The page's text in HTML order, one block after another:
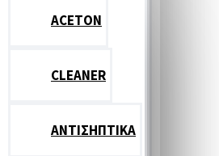
ACETON
CLEANER
ΑΝΤΙΣΗΠΤΙΚΑ